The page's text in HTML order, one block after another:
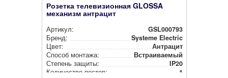
Розетка телевизионная GLOSSA
механизм антрацит
Артикул:
GSL000793
Бренд:
Systeme Electric
Цвет:
Антрацит
Способ монтажа:
Встра­ива­емый
Степень защиты:
IP20
Количество постов:
1